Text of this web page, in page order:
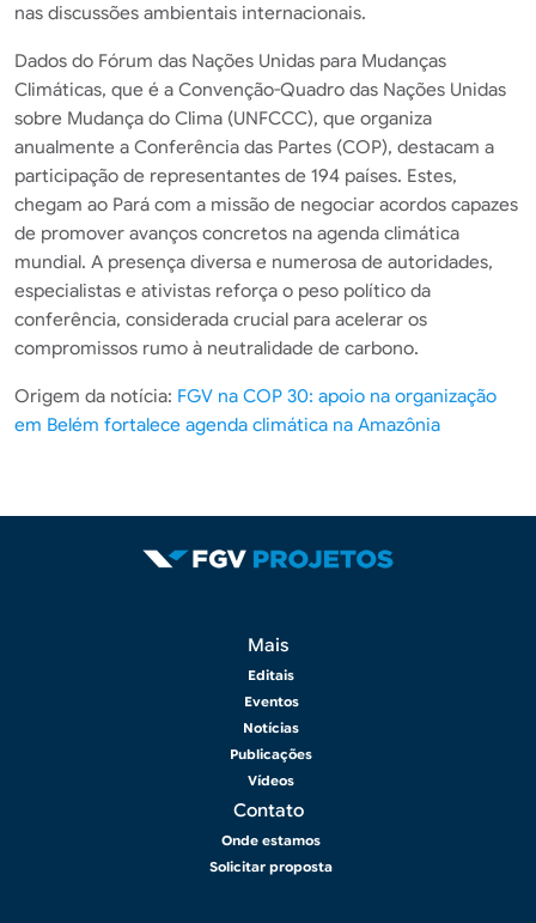
nas discussões ambientais internacionais.
Dados do Fórum das Nações Unidas para Mudanças
Climáticas, que é a Convenção-Quadro das Nações Unidas
sobre Mudança do Clima (UNFCCC), que organiza
anualmente a Conferência das Partes (COP), destacam a
participação de representantes de 194 países. Estes,
chegam ao Pará com a missão de negociar acordos capazes
de promover avanços concretos na agenda climática
mundial. A presença diversa e numerosa de autoridades,
especialistas e ativistas reforça o peso político da
conferência, considerada crucial para acelerar os
compromissos rumo à neutralidade de carbono.
Origem da notícia: FGV na COP 30: apoio na organização
em Belém fortalece agenda climática na Amazônia
Mais
Editais
Eventos
Notícias
Publicações
Vídeos
Contato
Onde estamos
Solicitar proposta